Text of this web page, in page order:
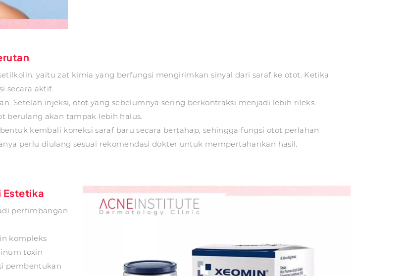
yaitu zat kimia yang berfungsi mengirimkan sinyal dari saraf ke otot. Ketika
secara aktif.
Setelah injeksi, otot yang sebelumnya sering berkontraksi menjadi lebih rileks.
berulang akan tampak lebih halus.
kembali koneksi saraf baru secara bertahap, sehingga fungsi otot perlahan
perlu diulang sesuai rekomendasi dokter untuk mempertahankan hasil.
Estetika
pertimbangan
kompleks
toxin
pembentukan